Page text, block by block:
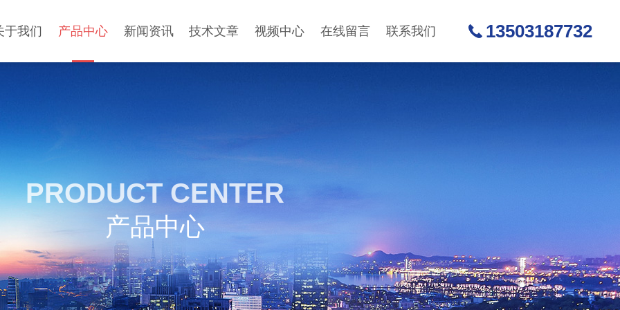
于我们 产品中心 新闻资讯 技术文章 视频中心 在线留言 联系我们 13503187732
PRODUCT CENTER
产品中心